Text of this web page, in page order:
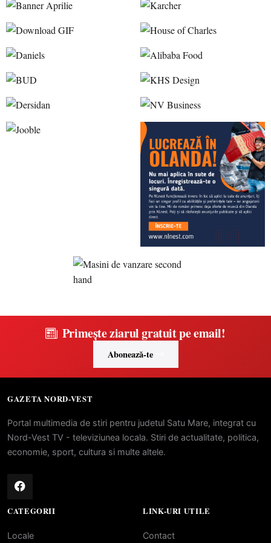
Primește ziarul gratuit pe email!
Abonează-te
GAZETA NORD-VEST
Portal multimedia de stiri pentru judetul Satu Mare, integrat cu
Nord-Vest TV - televiziunea locala. Stiri de actualitate, politica,
economie, sport, cultura si multe altele.
CATEGORII
Locale
LINK-URI UTILE
Contact